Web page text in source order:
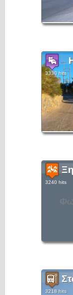
3330 hits
3240 hits
3218 hits